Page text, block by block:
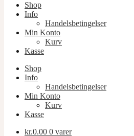
Shop
Info
Handelsbetingelser
Min Konto
Kurv
Kasse
Shop
Info
Handelsbetingelser
Min Konto
Kurv
Kasse
kr.0.00 0 varer